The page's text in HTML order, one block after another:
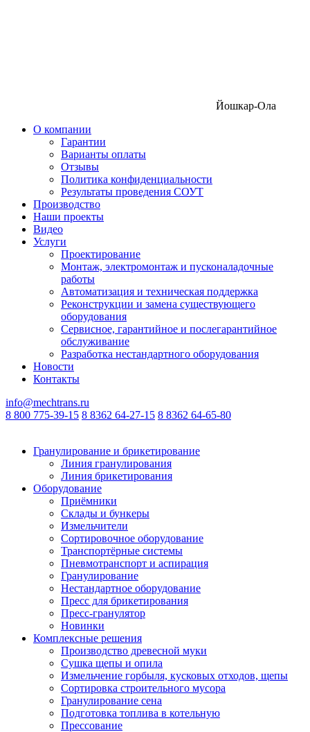
Йошкар-Ола
О компании
Гарантии
Варианты оплаты
Отзывы
Политика конфиденциальности
Результаты проведения СОУТ
Производство
Наши проекты
Видео
Услуги
Проектирование
Монтаж, электромонтаж и пусконаладочные
работы
Автоматизация и техническая поддержка
Реконструкции и замена существующего
оборудования
Сервисное, гарантийное и послегарантийное
обслуживание
Разработка нестандартного оборудования
Новости
Контакты
info@mechtrans.ru
8 800 775-39-15 8 8362 64-27-15 8 8362 64-65-80
Гранулирование и брикетирование
Линия гранулирования
Линия брикетирования
Оборудование
Приёмники
Склады и бункеры
Измельчители
Сортировочное оборудование
Транспортёрные системы
Пневмотранспорт и аспирация
Гранулирование
Нестандартное оборудование
Пресс для брикетирования
Пресс-гранулятор
Новинки
Комплексные решения
Производство древесной муки
Сушка щепы и опила
Измельчение горбыля, кусковых отходов, щепы
Сортировка строительного мусора
Гранулирование сена
Подготовка топлива в котельную
Прессование